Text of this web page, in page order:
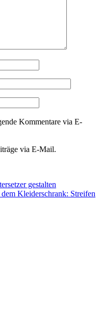
Kommentare via E-
via E-Mail.
gestalten
Kleiderschrank: Streifen